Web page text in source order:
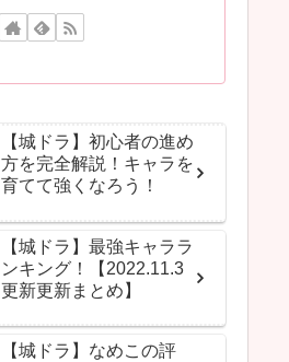
【城ドラ】初心者の進め
方を完全解説！キャラを
育てて強くなろう！
【城ドラ】最強キャララ
ンキング！【2022.11.3
更新更新まとめ】
【城ドラ】なめこの評